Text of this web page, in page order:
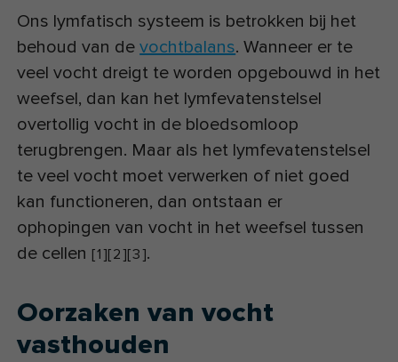
Ons lymfatisch systeem is betrokken bij het
behoud van devochtbalans. Wanneer er te
veel vocht dreigt te worden opgebouwd in het
weefsel, dan kan het lymfevatenstelsel
overtollig vocht in de bloedsomloop
terugbrengen. Maar als het lymfevatenstelsel
te veel vocht moet verwerken of niet goed
kan functioneren, dan ontstaan er
ophopingen van vocht in het weefsel tussen
de cellen [1][2][3].
Oorzaken van vocht
vasthouden